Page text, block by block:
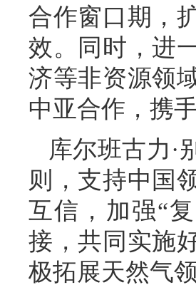
合作窗口期，
效。同时，进
济等非资源领
中亚合作，携
库尔班古力·
则，支持中国
互信，加强“
接，共同实施
极拓展天然气